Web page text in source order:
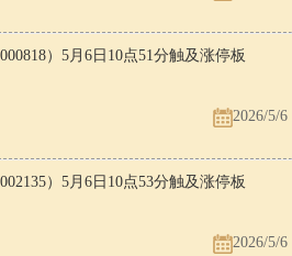
）5月6日10点51分触及涨停板
2026/5/6
）5月6日10点53分触及涨停板
2026/5/6